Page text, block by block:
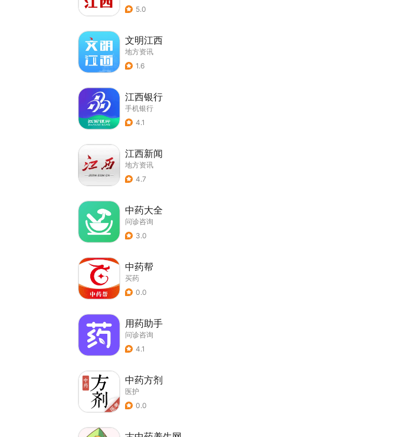
5.0
文明江西
地方资讯
1.6
江西银行
手机银行
4.1
江西新闻
地方资讯
4.7
中药大全
问诊咨询
3.0
中药帮
买药
0.0
用药助手
问诊咨询
4.1
中药方剂
医护
0.0